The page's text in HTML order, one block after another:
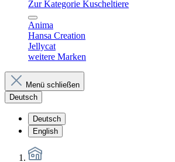
Zur Kategorie Kuscheltiere
Anima
Hansa Creation
Jellycat
weitere Marken
Menü schließen
Deutsch
Deutsch
English